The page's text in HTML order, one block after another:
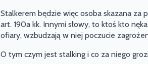
Stalkerem będzie więc osoba skazana
art. 190a kk. Innymi słowy, to ktoś kto
ofiary, wzbudzają w niej poczucie
O tym czym jest stalking i co za niego